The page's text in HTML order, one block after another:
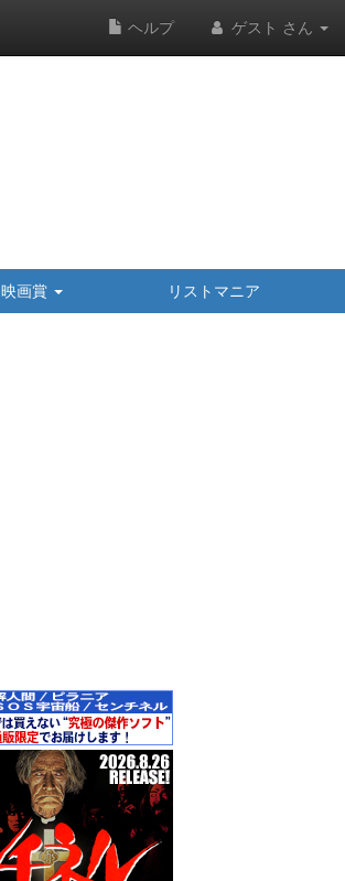
ヘルプ ゲスト さん
映画賞 リストマニア